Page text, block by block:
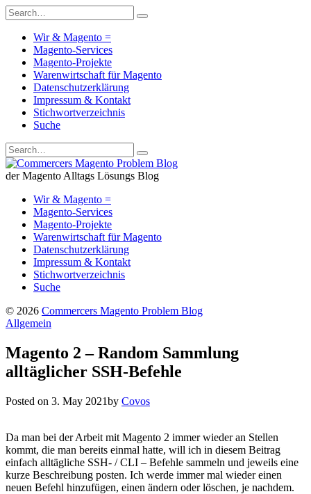
Wir & Magento =
Magento-Services
Magento-Projekte
Warenwirtschaft für Magento
Datenschutzerklärung
Impressum & Kontakt
Stichwortverzeichnis
Suche
der Magento Alltags Lösungs Blog
Wir & Magento =
Magento-Services
Magento-Projekte
Warenwirtschaft für Magento
Datenschutzerklärung
Impressum & Kontakt
Stichwortverzeichnis
Suche
© 2026 Commercers Magento Problem Blog
Allgemein
Magento 2 – Random Sammlung
alltäglicher SSH-Befehle
Posted on 3. May 2021by Covos
Da man bei der Arbeit mit Magento 2 immer wieder an Stellen
kommt, die man bereits einmal hatte, will ich in diesem Beitrag
einfach alltägliche SSH- / CLI – Befehle sammeln und jeweils eine
kurze Beschreibung posten. Ich werde immer mal wieder einen
neuen Befehl hinzufügen, einen ändern oder löschen, je nachdem.